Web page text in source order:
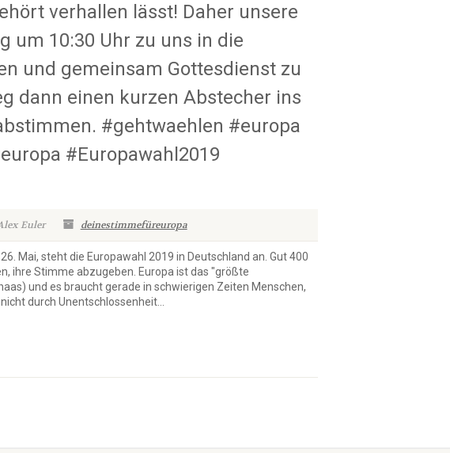
verhallen lässt! Daher unsere
um 10:30 Uhr zu uns in die
und gemeinsam Gottesdienst zu
dann einen kurzen Abstecher ins
#gehtwaehlen #europa
#Europawahl2019
Euler deinestimmefüreuropa
Mai, steht die Europawahl 2019 in Deutschland an. Gut 400
ihre Stimme abzugeben. Europa ist das "größte
und es braucht gerade in schwierigen Zeiten Menschen,
durch Unentschlossenheit...